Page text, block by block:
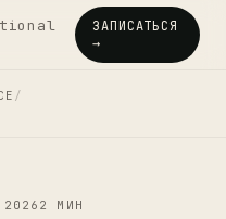
ЗАПИСАТЬСЯ
→
/
2 МИН